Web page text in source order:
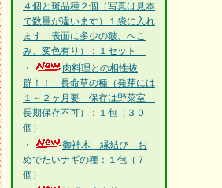
４個と斑品種２個（写真は見本
で数量が違います）１袋に入れ
ます 表面に多少の皺、へこ
み、変色有り）：１セット
・
肉料理との相性抜
群！！ 長命草の種（発芽には
１～２ヶ月要 保存は野菜室
長期保存不可）：１包（３０
個）
・
御神木 縁結び お
めでたいナギの種：１包（７
個）